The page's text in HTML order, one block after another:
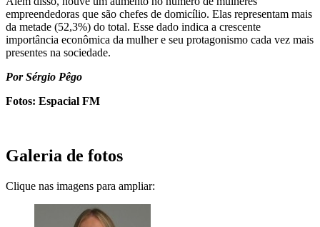
empreendedoras que são chefes de domicílio. Elas representam mais
da metade (52,3%) do total. Esse dado indica a crescente
importância econômica da mulher e seu protagonismo cada vez mais
presentes na sociedade.
Por Sérgio Pêgo
Fotos: Espacial FM
Galeria de fotos
Clique nas imagens para ampliar: